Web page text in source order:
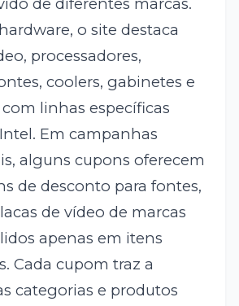
o site destaca
processadores,
coolers, gabinetes e
linhas específicas
Em campanhas
alguns cupons oferecem
de desconto para fontes,
de vídeo de marcas
apenas em itens
Cada cupom traz a
categorias e produtos